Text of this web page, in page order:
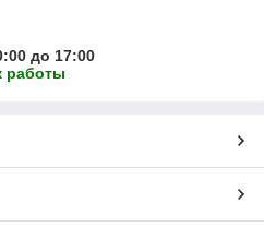
до 17:00
работы